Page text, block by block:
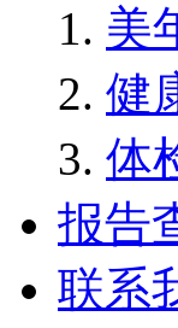
美
健
体
报告
联系